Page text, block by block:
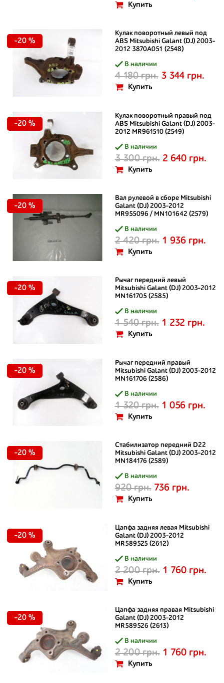
Купить
Кулак поворотный левый под
ABS Mitsubishi Galant (DJ) 2003-
2012 3870A051 (2548)
В наличии
4 180 грн. 3 344 грн.
Купить
-20 %
Кулак поворотный правый под
ABS Mitsubishi Galant (DJ) 2003-
2012 MR961510 (2549)
В наличии
3 300 грн. 2 640 грн.
Купить
-20 %
Вал рулевой в сборе Mitsubishi
Galant (DJ) 2003-2012
MR955096 / MN101642 (2579)
В наличии
2 420 грн. 1 936 грн.
Купить
-20 %
Рычаг передний левый
Mitsubishi Galant (DJ) 2003-2012
MN161705 (2585)
В наличии
1 540 грн. 1 232 грн.
Купить
-20 %
Рычаг передний правый
Mitsubishi Galant (DJ) 2003-2012
MN161706 (2586)
В наличии
1 320 грн. 1 056 грн.
Купить
-20 %
Стабилизатор передний D22
Mitsubishi Galant (DJ) 2003-2012
MN184176 (2589)
В наличии
920 грн. 736 грн.
Купить
-20 %
Цапфа задняя левая Mitsubishi
Galant (DJ) 2003-2012
MR589525 (2612)
В наличии
2 200 грн. 1 760 грн.
Купить
-20 %
Цапфа задняя правая Mitsubishi
Galant (DJ) 2003-2012
MR589526 (2613)
В наличии
2 200 грн. 1 760 грн.
Купить
-20 %